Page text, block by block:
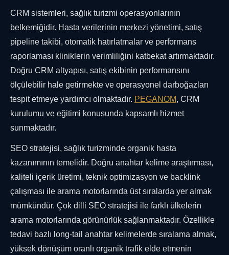
CRM sistemleri, sağlık turizmi operasyonlarının
belkemiğidir. Hasta verilerinin merkezi yönetimi, satış
pipeline takibi, otomatik hatırlatmalar ve performans
raporlaması kliniklerin verimliliğini katbekat artırmaktadır.
Doğru CRM altyapısı, satış ekibinin performansını
ölçülebilir hale getirmekte ve operasyonel darboğazları
tespit etmeye yardımcı olmaktadır. PEGANOM, CRM
kurulumu ve eğitimi konusunda kapsamlı hizmet
sunmaktadır.
SEO stratejisi, sağlık turizminde organik hasta
kazanımının temelidir. Doğru anahtar kelime araştırması,
kaliteli içerik üretimi, teknik optimizasyon ve backlink
çalışması ile arama motorlarında üst sıralarda yer almak
mümkündür. Çok dilli SEO stratejisi ile farklı ülkelerin
arama motorlarında görünürlük sağlanmaktadır. Özellikle
tedavi bazlı long-tail anahtar kelimelerde sıralama almak,
yüksek dönüşüm oranlı organik trafik elde etmenin